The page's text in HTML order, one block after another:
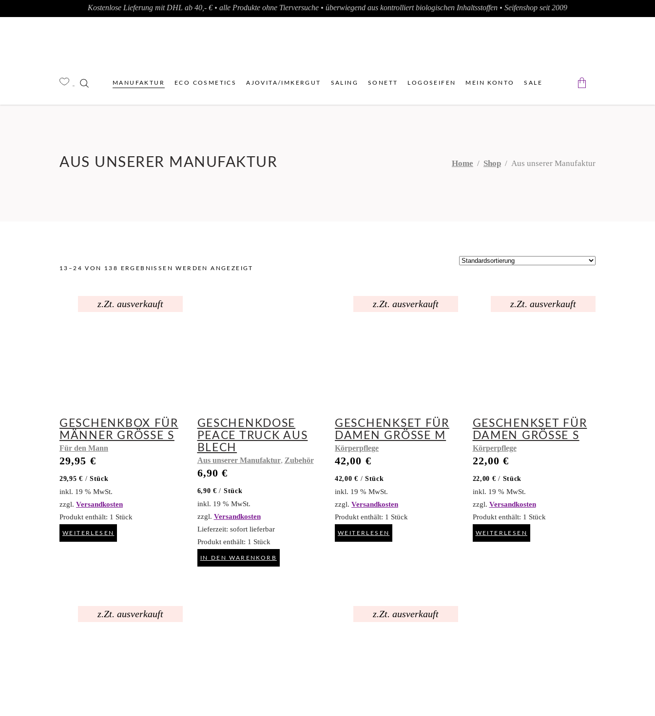
Kostenlose Lieferung mit DHL ab 40,- € • alle Produkte ohne Tierversuche • überwiegend aus kontrolliert biologischen Inhaltsstoffen • Seifenshop seit 2009
MANUFAKTUR ECO COSMETICS AJOVITA/IMKERGUT SALING SONETT LOGOSEIFEN MEIN KONTO SALE
AUS UNSERER MANUFAKTUR Home / Shop / Aus unserer Manufaktur
13–24 VON 138 ERGEBNISSEN WERDEN ANGEZEIGT
z.Zt. ausverkauft
GESCHENKBOX FÜR
MÄNNER GRÖSSE S
Für den Mann
29,95 €
29,95€ /Stück
inkl. 19 % MwSt.
zzgl. Versandkosten
Produkt enthält: 1 Stück
WEITERLESEN
GESCHENKDOSE
PEACE TRUCK AUS
BLECH
Aus unserer Manufaktur, Zubehör
6,90 €
6,90 € / Stück
inkl. 19 % MwSt.
zzgl. Versandkosten
Lieferzeit: sofort lieferbar
Produkt enthält: 1 Stück
IN DEN WARENKORB
z.Zt. ausverkauft
GESCHENKSET FÜR
DAMEN GRÖSSE M
Körperpflege
42,00 €
42,00€ /Stück
inkl. 19 % MwSt.
zzgl. Versandkosten
Produkt enthält: 1 Stück
WEITERLESEN
z.Zt. ausverkauft
GESCHENKSET FÜR
DAMEN GRÖSSE S
Körperpflege
22,00€
22,00 € / Stück
inkl. 19 % MwSt.
zzgl. Versandkosten
Produkt enthält: 1 Stück
WEITERLESEN
z.Zt. ausverkauft z.Zt. ausverkauft